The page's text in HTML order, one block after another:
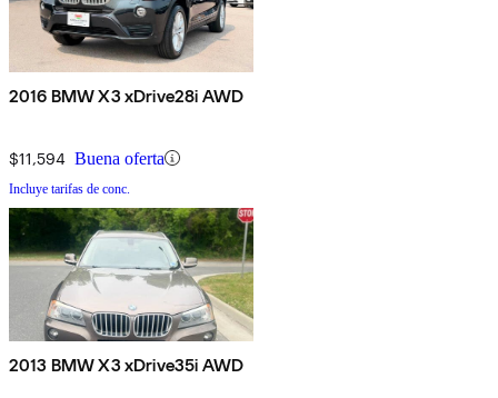
2016 BMW X3 xDrive28i AWD
$11,594 Buena oferta
Incluye tarifas de conc.
2013 BMW X3 xDrive35i AWD